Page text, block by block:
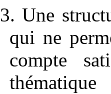
3. Une
qui ne
compte
thématique